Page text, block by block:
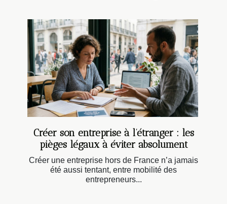
Créer son entreprise à l’étranger : les
pièges légaux à éviter absolument
Créer une entreprise hors de France n’a jamais
été aussi tentant, entre mobilité des
entrepreneurs...